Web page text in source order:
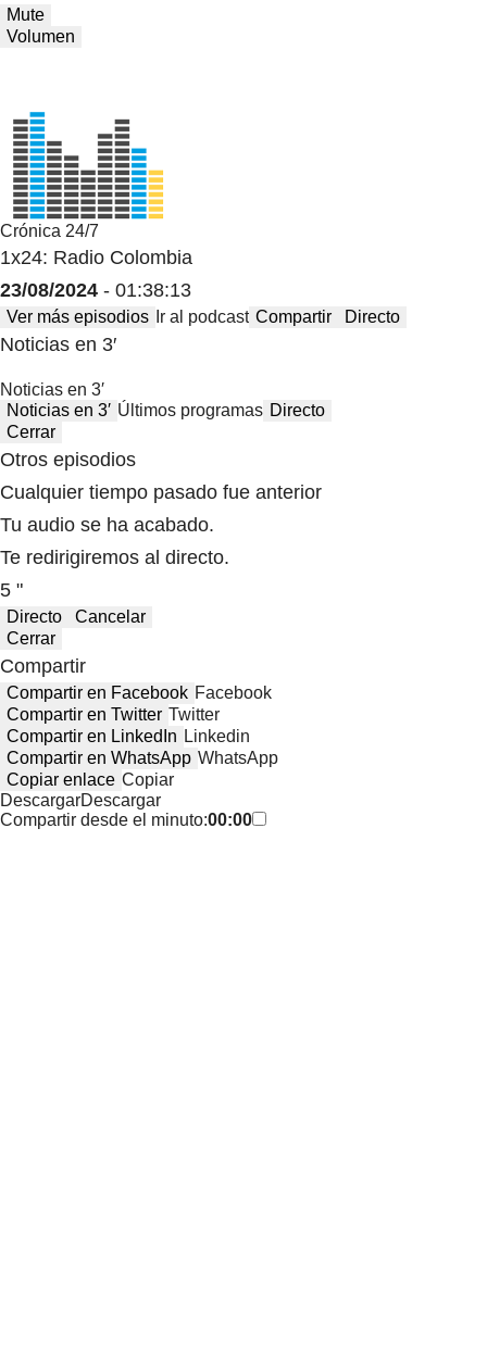
Mute
Volumen
Crónica 24/7
1x24: Radio Colombia
23/08/2024 - 01:38:13
Ver más episodios Ir al podcast Compartir Directo
Noticias en 3′
Noticias en 3′
Noticias en 3′ Últimos programas Directo
Cerrar
Otros episodios
Cualquier tiempo pasado fue anterior
Tu audio se ha acabado.
Te redirigiremos al directo.
5 "
Directo
Cancelar
Cerrar
Compartir
Compartir en Facebook Facebook
Compartir en Twitter Twitter
Compartir en LinkedIn Linkedin
Compartir en WhatsApp WhatsApp
Copiar enlace Copiar
DescargarDescargar
Compartir desde el minuto:00:00